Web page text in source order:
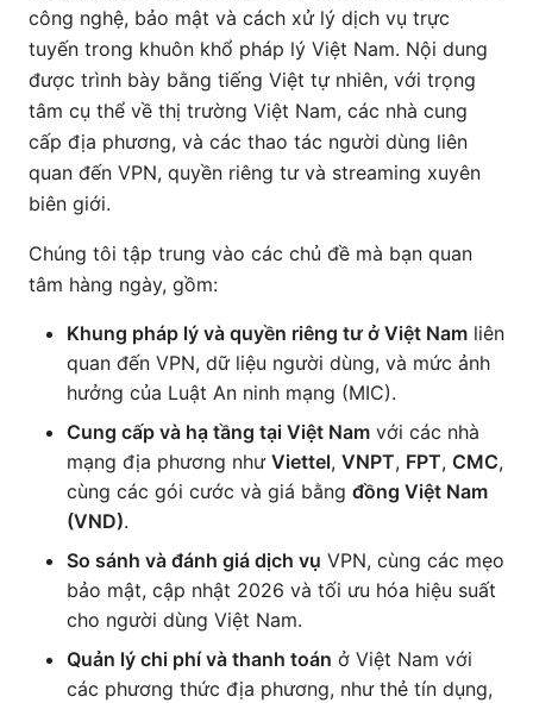
công nghệ, bảo mật và cách xử lý dịch vụ trực
tuyến trong khuôn khổ pháp lý Việt Nam. Nội dung
được trình bày bằng tiếng Việt tự nhiên, với trọng
tâm cụ thể về thị trường Việt Nam, các nhà cung
cấp địa phương, và các thao tác người dùng liên
quan đến VPN, quyền riêng tư và streaming xuyên
biên giới.
Chúng tôi tập trung vào các chủ đề mà bạn quan
tâm hàng ngày, gồm:
Khung pháp lý và quyền riêng tư ở Việt Nam liên
quan đến VPN, dữ liệu người dùng, và mức ảnh
hưởng của Luật An ninh mạng (MIC).
Cung cấp và hạ tầng tại Việt Nam với các nhà
mạng địa phương như Viettel, VNPT, FPT, CMC,
cùng các gói cước và giá bằng đồng Việt Nam
(VND).
So sánh và đánh giá dịch vụ VPN, cùng các mẹo
bảo mật, cập nhật 2026 và tối ưu hóa hiệu suất
cho người dùng Việt Nam.
Quản lý chi phí và thanh toán ở Việt Nam với
các phương thức địa phương, như thẻ tín dụng,